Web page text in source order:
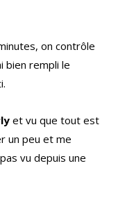
on contrôle
bien rempli le
et vu que tout est
un peu et me
vu depuis une